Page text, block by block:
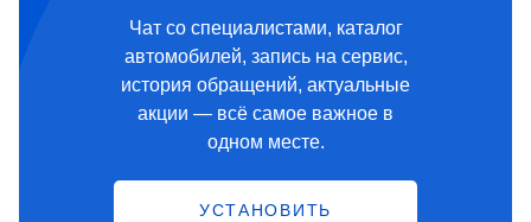
Чат со специалистами, каталог
автомобилей, запись на сервис,
история обращений, актуальные
акции — всё самое важное в
одном месте.
УСТАНОВИТЬ